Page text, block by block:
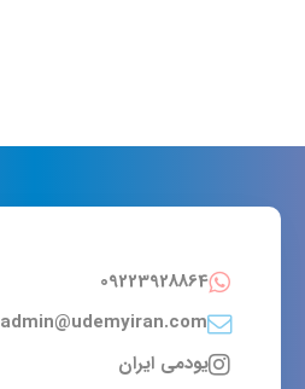
09223928864
admin@udemyiran.com
یودمی ایران